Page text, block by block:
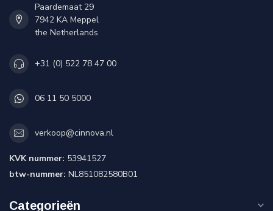
Paardemaat 29
7942 KA Meppel
the Netherlands
+31 (0) 522 78 47 00
06 11 50 5000
verkoop@cinnova.nl
KVK nummer: 53941527
btw-nummer: NL851082580B01
Categorieën